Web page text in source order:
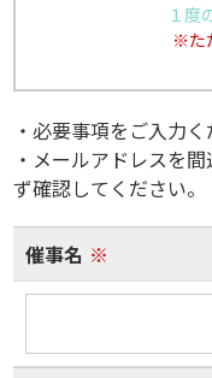
１度
※た
・必要事項をご入力
・メールアドレスを
ず確認してください。
催事名 ※